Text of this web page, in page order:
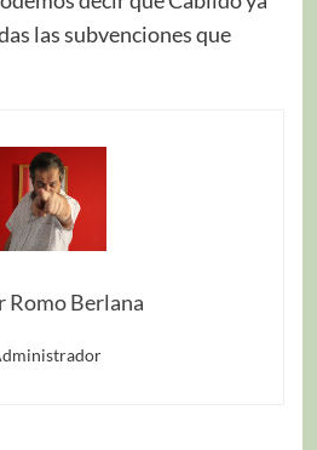
las subvenciones que
Romo Berlana